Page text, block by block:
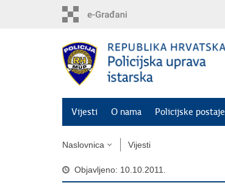
Vijesti O nama Policijske postaje
Naslovnica Vijesti
Objavljeno: 10.10.2011.